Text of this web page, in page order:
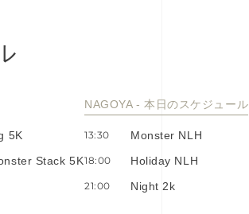
5K
Stack 5K
NAGOYA - 本⽇のスケジュール
13:30 Monster NLH
18:00 Holiday NLH
21:00 Night 2k